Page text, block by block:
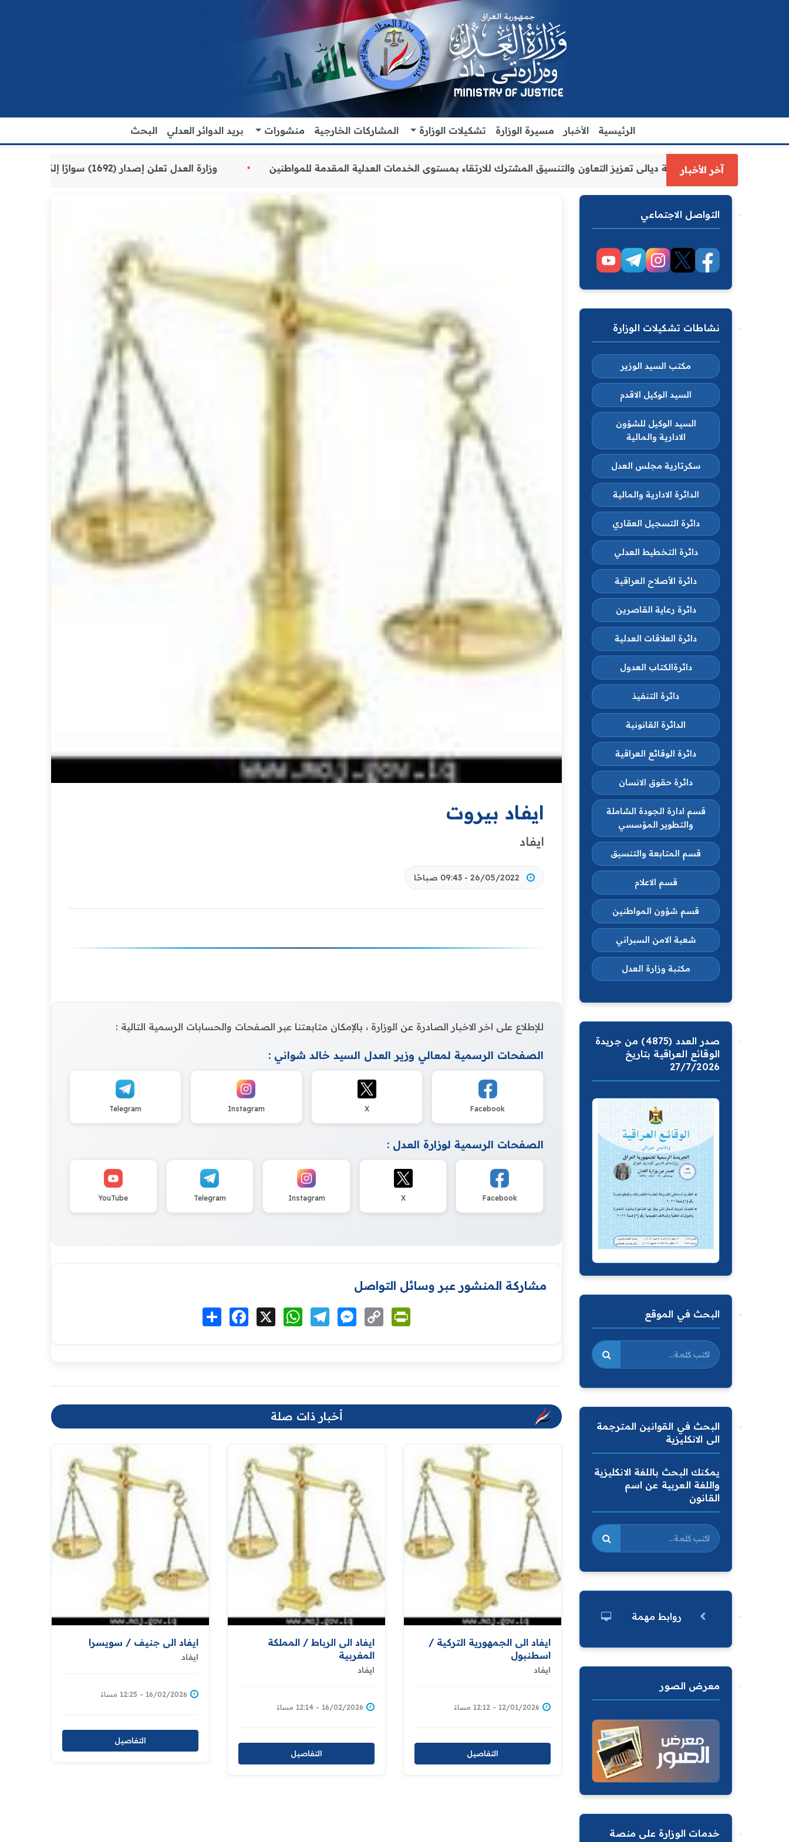
الرئيسية الأخبار مسيرة الوزارة تشكيلات الوزارة المشاركات الخارجية منشورات بريد الدوائر العدلي البحث
آخر الأخبار
العدل الاقدم يبحث مع رئيس مجلس محافظة ديالى تعزيز التعاون والتنسيق المشترك للارتقاء بمستوى الخدمات العدلية المقدمة للمواطنين وزارة العدل تعلن إصدار (1692) سوارًا إلكترونيًا لنزلاء سجن الناصرية المركزي لتنظيم التعاملات المالية داخل المؤسسات الإصلاحية
ايفاد بيروت
ايفاد
26/05/2022 - 09:43 صباحًا
للإطلاع على اخر الاخبار الصادرة عن الوزارة ، بالإمكان متابعتنا عبر الصفحات والحسابات الرسمية التالية :
الصفحات الرسمية لمعالي وزير العدل السيد خالد شواني :
Facebook
X
Instagram
Telegram
الصفحات الرسمية لوزارة العدل :
Facebook
X
Instagram
Telegram
YouTube
مشاركة المنشور عبر وسائل التواصل
انشر Facebook WhatsAppTelegramMessenger
Copy
Link
أخبار ذات صلة
ايفاد الى جنيف / سويسرا
ايفاد
16/02/2026 - 12:25 مساءً
التفاصيل
ايفاد الى الرباط / المملكة
المغربية
ايفاد
16/02/2026 - 12:14 مساءً
التفاصيل
ايفاد الى الجمهورية التركية /
اسطنبول
ايفاد
12/01/2026 - 12:12 مساءً
التفاصيل
التواصل الاجتماعي
نشاطات تشكيلات الوزارة
مكتب السيد الوزير
السيد الوكيل الاقدم
السيد الوكيل للشؤون
الادارية والمالية
سكرتارية مجلس العدل
الدائرة الادارية والمالية
دائرة التسجيل العقاري
دائرة التخطيط العدلي
دائرة الأصلاح العراقية
دائرة رعاية القاصرين
دائرة العلاقات العدلية
دائرةالكتاب العدول
دائرة التنفيذ
الدائرة القانونية
دائرة الوقائع العراقية
دائرة حقوق الانسان
قسم ادارة الجودة الشاملة
والتطوير المؤسسي
قسم المتابعة والتنسيق
قسم الاعلام
قسم شؤون المواطنين
شعبة الامن السبراني
مكتبة وزارة العدل
صدر العدد (4875) من جريدة
الوقائع العراقية بتاريخ
27/7/2026
البحث في الموقع
البحث في القوانين المترجمة
الى الانكليزية
يمكنك البحث باللغة الانكليزية
واللغة العربية عن اسم
القانون
روابط مهمة
معرض الصور
خدمات الوزارة على منصة